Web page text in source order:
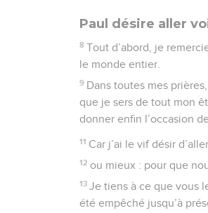
Paul désire aller
8 Tout d’abord, je
le monde entier.
9 Dans toutes mes
que je sers de tout mon
donner enfin l’occasion
11 Car j’ai le vif désir
12 ou mieux : pour que
13 Je tiens à ce que vous
été empêché jusqu’à